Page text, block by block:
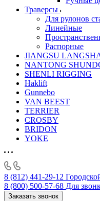
Траверсы
Для рулонов
Линейные
Распорные
JIANGSU
NANTONG
SHENLI RIGGING
Haklift
Gunnebo
VAN BEEST
TERRIER
CROSBY
BRIDON
YOKE
8 (812) 441-29-12
8 (800) 500-57-68 Для
Заказать звонок